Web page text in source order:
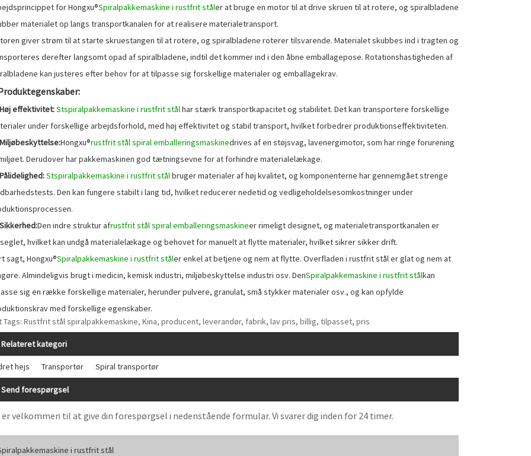
for Hongxu®Spiralpakkemaskine i rustfrit ståler at bruge en motor til at drive skruen til at rotere, og spiralbladene
materialet op langs transportkanalen for at realisere materialetransport.
giver strøm til at starte skruestangen til at rotere, og spiralbladene roterer tilsvarende. Materialet skubbes ind i tragten og
derefter langsomt opad af spiralbladene, indtil det kommer ind i den åbne emballagepose. Rotationshastigheden af
kan justeres efter behov for at tilpasse sig forskellige materialer og emballagekrav.
effektivitet:Stspiralpakkemaskine i rustfrit stålhar stærk transportkapacitet og stabilitet. Det kan transportere forskellige
under forskellige arbejdsforhold, med høj effektivitet og stabil transport, hvilket forbedrer produktionseffektiviteten.
Hongxu®rustfrit stål spiral emballeringsmaskinedrives af en støjsvag, lavenergimotor, som har ringe forurening
Derudover har pakkemaskinen god tætningsevne for at forhindre materialelækage.
Stspiralpakkemaskine i rustfrit stålbruger materialer af høj kvalitet, og komponenterne har gennemgået strenge
Den kan fungere stabilt i lang tid, hvilket reducerer nedetid og vedligeholdelsesomkostninger under
Den indre struktur afrustfrit stål spiral emballeringsmaskineer rimeligt designet, og materialetransportkanalen er
hvilket kan undgå materialelækage og behovet for manuelt at flytte materialer, hvilket sikrer sikker drift.
sagt, Hongxu®Spiralpakkemaskine i rustfrit ståler enkel at betjene og nem at flytte. Overfladen i rustfrit stål er glat og nem at
Almindeligvis brugt i medicin, kemisk industri, miljøbeskyttelse industri osv. DenSpiralpakkemaskine i rustfrit stålkan
sig en række forskellige materialer, herunder pulvere, granulat, små stykker materialer osv., og kan opfylde
med forskellige egenskaber.
Tags: Rustfrit stål spiralpakkemaskine, Kina, producent, leverandør, fabrik, lav pris, billig, tilpasset, pris
Relateret kategori
hejs Transportør Spiral transportør
Send forespørgsel
er velkommen til at give din forespørgsel i nedenstående formular. Vi svarer dig inden for 24 timer.